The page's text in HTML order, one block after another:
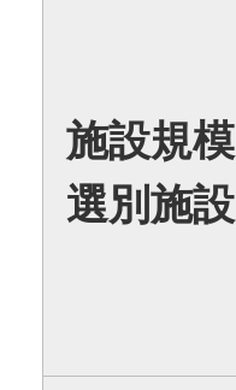
施設規模
選別施設